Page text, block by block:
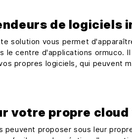
de logiciels
solution vous permet
le centre d'applications ormuco.
propres logiciels, qui peuvent
votre propre cloud
proposer sous leur